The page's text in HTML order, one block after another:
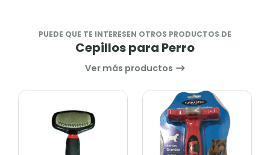
PUEDE QUE TE INTERESEN OTROS PRODUCTOS DE
Cepillos para Perro
Ver más productos